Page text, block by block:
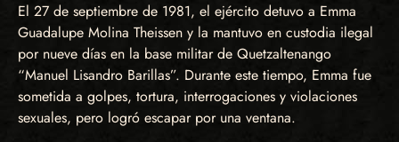
El 27 de septiembre de 1981, el ejército detuvo a Emma
Guadalupe Molina Theissen y la mantuvo en custodia ilegal
por nueve días en la base militar de Quetzaltenango
“Manuel Lisandro Barillas”. Durante este tiempo, Emma fue
sometida a golpes, tortura, interrogaciones y violaciones
sexuales, pero logró escapar por una ventana.